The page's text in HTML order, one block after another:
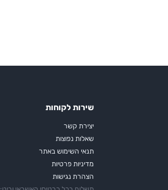
שירות לקוחות
יצירת קשר
שאלות נפוצות
תנאי השימוש באתר
מדיניות פרטיות
הצהרת נגישות